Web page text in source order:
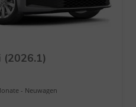
(2026.1)
Neuwagen